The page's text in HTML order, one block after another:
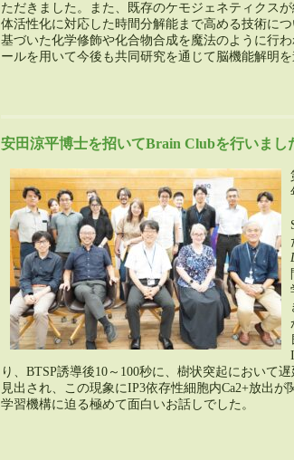
ただきました。また、既存のケモジェネティクス
体活性化に対応した時間分解能まで高める技術に
基づいた化学修飾や化合物合成を魔法のように行
ールを用いて今後も共同研究を通じて脳機能解明
安田涼平博士を招いてBrain Clubを行いまし
り、BTSP誘導後10～100秒に、樹状突起において
見出され、この現象にIP3依存性細胞内Ca2+放出
学習機構に迫る極めて面白いお話しでした。